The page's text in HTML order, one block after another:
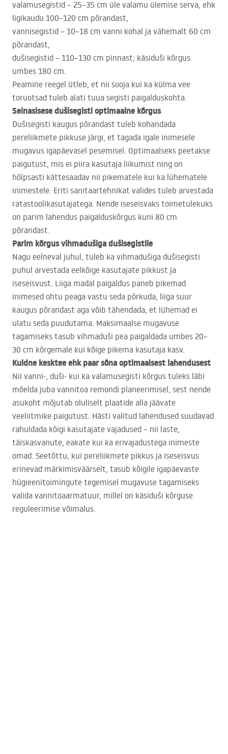
valamusegistid – 25–35 cm üle valamu ülemise serva, ehk
ligikaudu 100–120 cm põrandast,
vannisegistid – 10–18 cm vanni kohal ja vähemalt 60 cm
põrandast,
dušisegistid – 110–130 cm pinnast; käsiduši kõrgus
umbes 180 cm.
Peamine reegel ütleb, et nii sooja kui ka külma vee
toruotsad tuleb alati tuua segisti paigalduskohta.
Seinasisese dušisegisti optimaalne kõrgus
Dušisegisti kaugus põrandast tuleb kohandada
pereliikmete pikkuse järgi, et tagada igale inimesele
mugavus igapäevasel pesemisel. Optimaalseks peetakse
paigutust, mis ei piira kasutaja liikumist ning on
hõlpsasti kättesaadav nii pikematele kui ka lühematele
inimestele. Eriti sanitaartehnikat valides tuleb arvestada
ratastoolikasutajatega. Nende iseseisvaks toimetulekuks
on parim lahendus paigalduskõrgus kuni 80 cm
põrandast.
Parim kõrgus vihmadušiga dušisegistile
Nagu eelneval juhul, tuleb ka vihmadušiga dušisegisti
puhul arvestada eelkõige kasutajate pikkust ja
iseseisvust. Liiga madal paigaldus paneb pikemad
inimesed ohtu peaga vastu seda põrkuda, liiga suur
kaugus põrandast aga võib tähendada, et lühemad ei
ulatu seda puudutama. Maksimaalse mugavuse
tagamiseks tasub vihmaduši pea paigaldada umbes 20–
30 cm kõrgemale kui kõige pikema kasutaja kasv.
Kuldne kesktee ehk paar sõna optimaalsest lahendusest
Nii vanni-, duši- kui ka valamusegisti kõrgus tuleks läbi
mõelda juba vannitoa remondi planeerimisel, sest nende
asukoht mõjutab oluliselt plaatide alla jäävate
veeliitmike paigutust. Hästi valitud lahendused suudavad
rahuldada kõigi kasutajate vajadused – nii laste,
täiskasvanute, eakate kui ka erivajadustega inimeste
omad. Seetõttu, kui pereliikmete pikkus ja iseseisvus
erinevad märkimisväärselt, tasub kõigile igapäevaste
hügieenitoimingute tegemisel mugavuse tagamiseks
valida vannitoaarmatuur, millel on käsiduši kõrguse
reguleerimise võimalus.